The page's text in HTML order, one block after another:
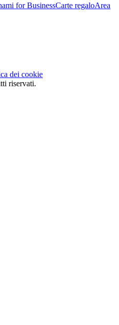
for BusinessCarte regaloArea
dei cookie
riservati.